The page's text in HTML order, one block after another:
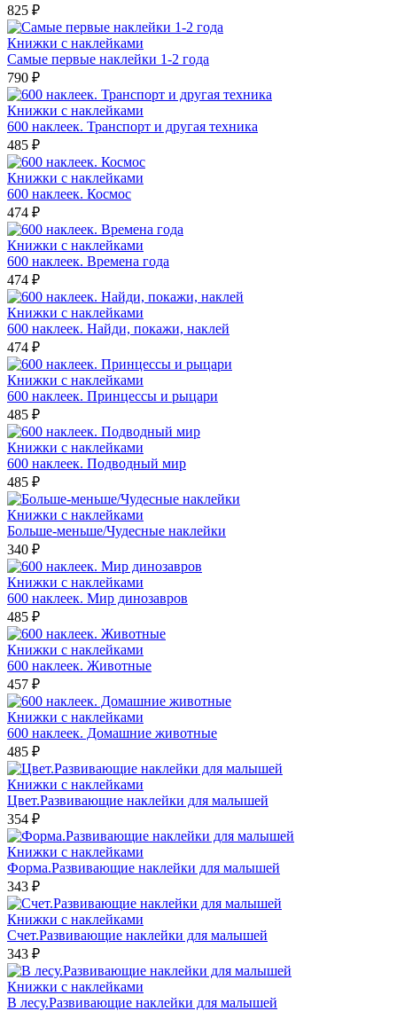
825 ₽
Книжки с наклейками
Самые первые наклейки 1-2 года
790 ₽
Книжки с наклейками
600 наклеек. Транспорт и другая техника
485 ₽
Книжки с наклейками
600 наклеек. Космос
474 ₽
Книжки с наклейками
600 наклеек. Времена года
474 ₽
Книжки с наклейками
600 наклеек. Найди, покажи, наклей
474 ₽
Книжки с наклейками
600 наклеек. Принцессы и рыцари
485 ₽
Книжки с наклейками
600 наклеек. Подводный мир
485 ₽
Книжки с наклейками
Больше-меньше/Чудесные наклейки
340 ₽
Книжки с наклейками
600 наклеек. Мир динозавров
485 ₽
Книжки с наклейками
600 наклеек. Животные
457 ₽
Книжки с наклейками
600 наклеек. Домашние животные
485 ₽
Книжки с наклейками
Цвет.Развивающие наклейки для малышей
354 ₽
Книжки с наклейками
Форма.Развивающие наклейки для малышей
343 ₽
Книжки с наклейками
Счет.Развивающие наклейки для малышей
343 ₽
Книжки с наклейками
В лесу.Развивающие наклейки для малышей